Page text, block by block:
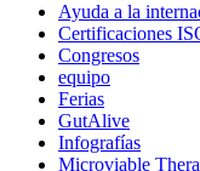
Ayuda a la
Certificaciones
Congresos
equipo
Ferias
GutAlive
Infografías
Microviable